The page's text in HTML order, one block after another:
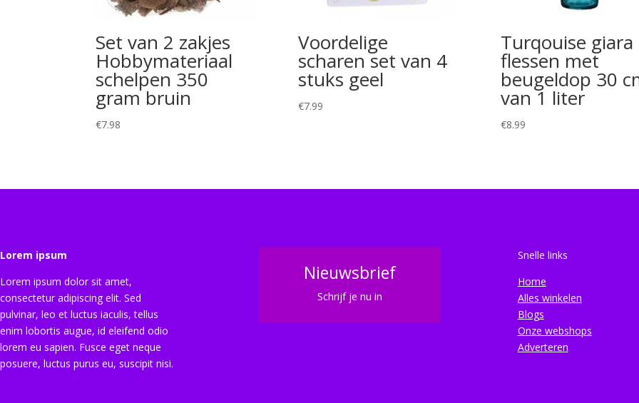
Set van 2 zakjes
Hobbymateriaal
schelpen 350
gram bruin
€7.98
Voordelige
scharen set van 4
stuks geel
€7.99
Turqouise giara
flessen met
beugeldop 30
van 1 liter
€8.99
Lorem ipsum
Lorem ipsum dolor sit amet,
consectetur adipiscing elit. Sed
pulvinar, leo et luctus iaculis, tellus
enim lobortis augue, id eleifend odio
lorem eu sapien. Fusce eget neque
posuere, luctus purus eu, suscipit nisi.
Nieuwsbrief
Schrijf je nu in
Snelle links
Home
Alles winkelen
Blogs
Onze webshops
Adverteren